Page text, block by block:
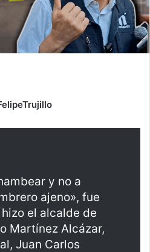
y no a
ajeno», fue
el alcalde de
Martínez Alcázar,
Juan Carlos